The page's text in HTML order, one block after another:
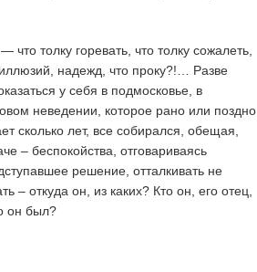
толку горевать, что толку сожалеть,
надежд, что проку?!… Разве
у себя в подмосковье, в
неведении, которое рано или поздно
сколько лет, все собирался, обещая,
– беспокойства, отговариваясь
решение, отталкивать не
– откуда он, из каких? Кто он, его отец,
он был?